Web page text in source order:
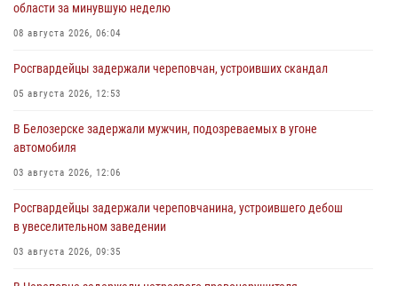
области за минувшую неделю
08 августа 2026, 06:04
Росгвардейцы задержали череповчан, устроивших скандал
05 августа 2026, 12:53
В Белозерске задержали мужчин, подозреваемых в угоне
автомобиля
03 августа 2026, 12:06
Росгвардейцы задержали череповчанина, устроившего дебош
в увеселительном заведении
03 августа 2026, 09:35